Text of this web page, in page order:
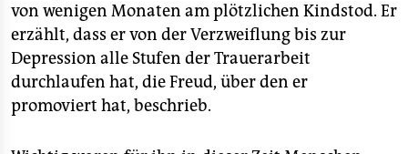
von wenigen Monaten am plötzlichen Kindstod. Er
erzählt, dass er von der Verzweiflung bis zur
Depression alle Stufen der Trauerarbeit
durchlaufen hat, die Freud, über den er
promoviert hat, beschrieb.